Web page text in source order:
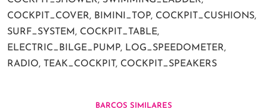
COCKPIT_COVER, BIMINI_TOP, COCKPIT_CUSHIONS,
SURF_SYSTEM, COCKPIT_TABLE,
ELECTRIC_BILGE_PUMP, LOG_SPEEDOMETER,
RADIO, TEAK_COCKPIT, COCKPIT_SPEAKERS
BARCOS SIMILARES